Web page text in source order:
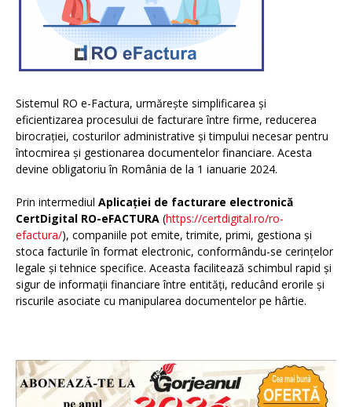
Sistemul RO e-Factura, urmărește simplificarea și
eficientizarea procesului de facturare între firme, reducerea
birocrației, costurilor administrative și timpului necesar pentru
întocmirea și gestionarea documentelor financiare. Acesta
devine obligatoriu în România de la 1 ianuarie 2024.
Prin intermediul Aplicației de facturare electronică
CertDigital RO-eFACTURA (https://certdigital.ro/ro-
efactura/), companiile pot emite, trimite, primi, gestiona și
stoca facturile în format electronic, conformându-se cerințelor
legale și tehnice specifice. Aceasta facilitează schimbul rapid și
sigur de informații financiare între entități, reducând erorile și
riscurile asociate cu manipularea documentelor pe hârtie.